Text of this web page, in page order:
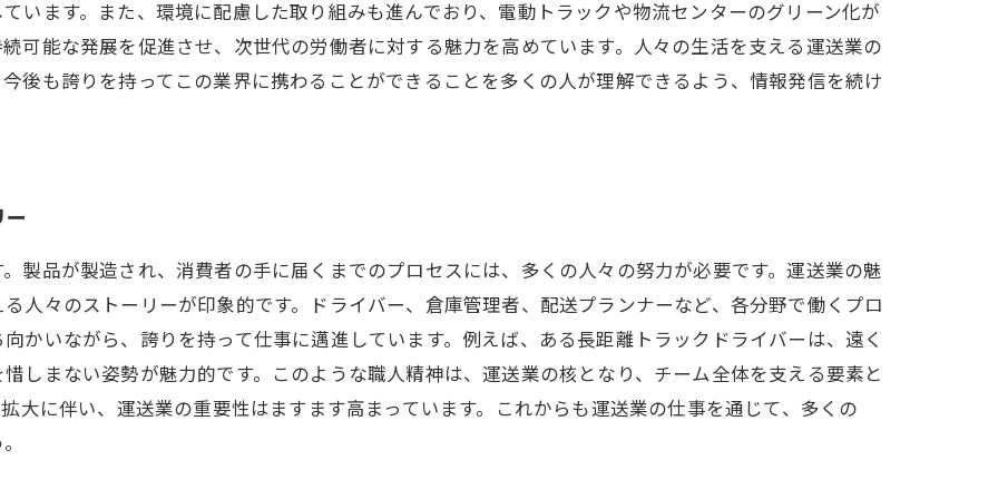
います。また、環境に配慮した取り組みも進んでおり、電動トラックや物流センターのグリーン化が
可能な発展を促進させ、次世代の労働者に対する魅力を高めています。人々の生活を支える運送業の
後も誇りを持ってこの業界に携わることができることを多くの人が理解できるよう、情報発信を続け
製品が製造され、消費者の手に届くまでのプロセスには、多くの人々の努力が必要です。運送業の魅
人々のストーリーが印象的です。ドライバー、倉庫管理者、配送プランナーなど、各分野で働くプロ
かいながら、誇りを持って仕事に邁進しています。例えば、ある長距離トラックドライバーは、遠く
しまない姿勢が魅力的です。このような職人精神は、運送業の核となり、チーム全体を支える要素と
大に伴い、運送業の重要性はますます高まっています。これからも運送業の仕事を通じて、多くの